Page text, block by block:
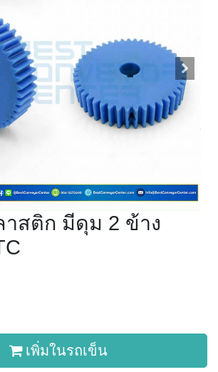
าสติก มีดุม 2 ข้าง
เพิ่มในรถเข็น